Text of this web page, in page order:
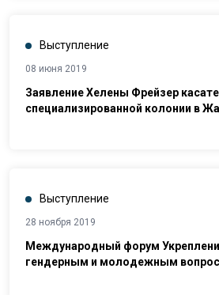
Выступление
08 июня 2019
Заявление Хелены Фрейзер
специализированной колонии в
Выступление
28 ноября 2019
Международный форум
гендерным и молодежным